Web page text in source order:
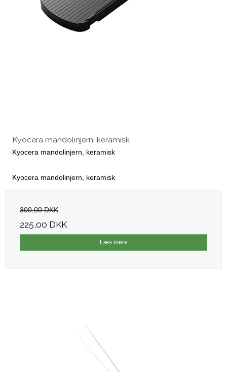
Kyocera mandolinjern, keramisk
Kyocera mandolinjern, keramisk
Kyocera mandolinjern, keramisk
300,00 DKK
225,00 DKK
Læs mere